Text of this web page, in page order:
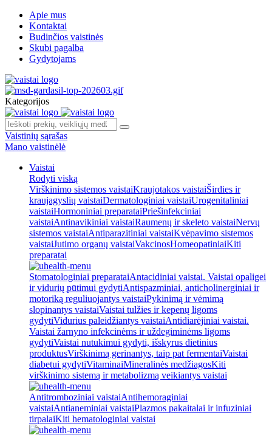
Apie mus
Kontaktai
Budinčios vaistinės
Skubi pagalba
Gydytojams
Kategorijos
Vaistinių sąrašas
Mano vaistinėlė
Vaistai
Rodyti viską
Virškinimo sistemos vaistaiKraujotakos vaistaiŠirdies ir
kraujagyslių vaistaiDermatologiniai vaistaiUrogenitaliniai
vaistaiHormoniniai preparataiPriešinfekciniai
vaistaiAntinavikiniai vaistaiRaumenų ir skeleto vaistaiNervų
sistemos vaistaiAntiparazitiniai vaistaiKvėpavimo sistemos
vaistaiJutimo organų vaistaiVakcinosHomeopatiniaiKiti
preparatai
Stomatologiniai preparataiAntacidiniai vaistai. Vaistai opaligei
ir vidurių pūtimui gydytiAntispazminiai, anticholinerginiai ir
motoriką reguliuojantys vaistaiPykinimą ir vėmimą
slopinantys vaistaiVaistai tulžies ir kepenų ligoms
gydytiVidurius paleidžiantys vaistaiAntidiarėjiniai vaistai.
Vaistai žarnyno infekcinėms ir uždegiminėms ligoms
gydytiVaistai nutukimui gydyti, išskyrus dietinius
produktusVirškinimą gerinantys, taip pat fermentaiVaistai
diabetui gydytiVitaminaiMineralinės medžiagosKiti
virškinimo sistemą ir metabolizmą veikiantys vaistai
Antitromboziniai vaistaiAntihemoraginiai
vaistaiAntianeminiai vaistaiPlazmos pakaitalai ir infuziniai
tirpalaiKiti hematologiniai vaistai